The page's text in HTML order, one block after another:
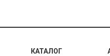
КАТАЛОГ